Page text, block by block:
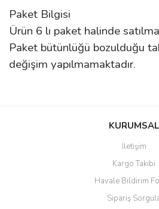
Paket Bilgisi
Ürün 6 lı paket halinde
Paket bütünlüğü bozulduğu
değişim yapılmamaktadır.
Bu ürüne ilk yorumu
Ürün resmi kalitesiz, bozuk veya
Ürün açıklamasında eksik bilgiler
Ürün bilgilerinde hatalar bulunuyor.
KURUMSAL
İletişim
Kargo Takibi
Havale Bildirim
Sipariş